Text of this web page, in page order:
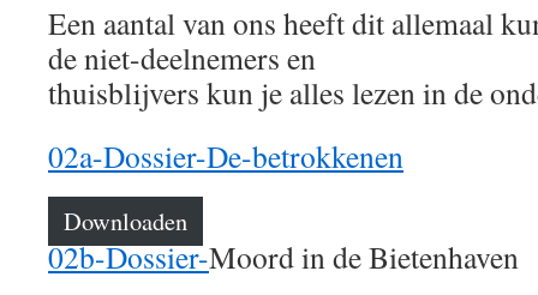
Een aantal van ons heeft dit allemaal
de niet-deelnemers en
thuisblijvers kun je alles lezen in de
02a-Dossier-De-betrokkenen
Downloaden
02b-Dossier-Moord in de Bietenhaven